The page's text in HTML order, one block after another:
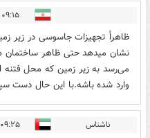
۰۹:۱۵ - ۱۴۰۰/۱۲/۲۹
ظاهراً تجهیزات جاسوسی در زیر
نشان میدهد حتی ظاهر ساختمان
می‌رسد به زیر زمین که محل
وارد شده باشه.با این حال دست
ناشناس ۰۹:۲۵ - ۱۴۰۰/۱۲/۲۹